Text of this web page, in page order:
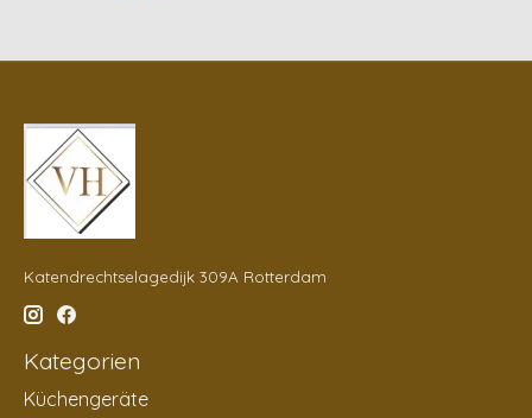
Katendrechtselagedijk 309A Rotterdam
Kategorien
Küchengeräte